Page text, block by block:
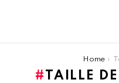
Home
TAILLE